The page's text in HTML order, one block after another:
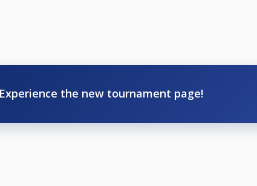
Experience the new tournament page!